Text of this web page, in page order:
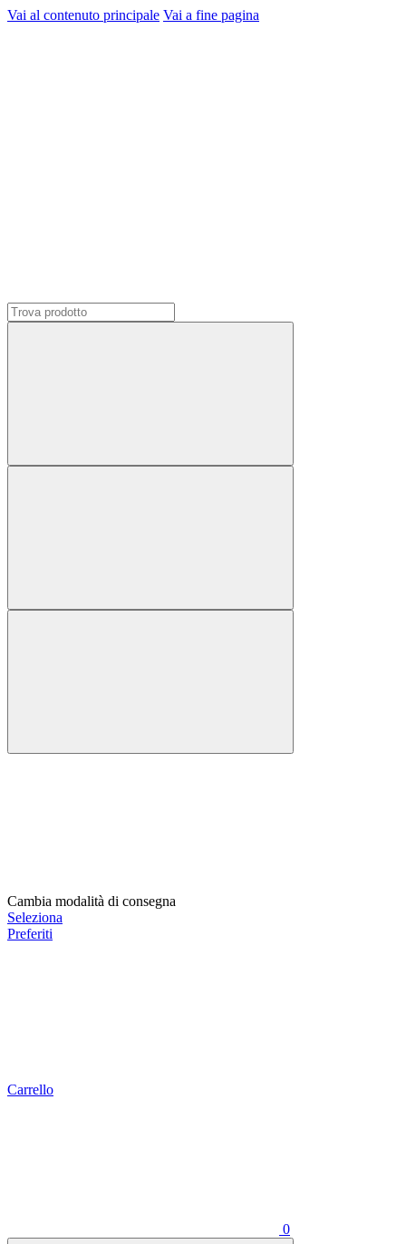
Vai al contenuto principale Vai a fine pagina
Cambia modalità di consegna
Seleziona
Preferiti
Carrello
0